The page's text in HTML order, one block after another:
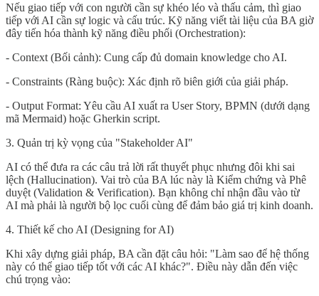
Nếu giao tiếp với con người cần sự khéo léo và thấu cảm, thì giao
tiếp với AI cần sự logic và cấu trúc. Kỹ năng viết tài liệu của BA giờ
đây tiến hóa thành kỹ năng điều phối (Orchestration):
- Context (Bối cảnh): Cung cấp đủ domain knowledge cho AI.
- Constraints (Ràng buộc): Xác định rõ biên giới của giải pháp.
- Output Format: Yêu cầu AI xuất ra User Story, BPMN (dưới dạng
mã Mermaid) hoặc Gherkin script.
3. Quản trị kỳ vọng của "Stakeholder AI"
AI có thể đưa ra các câu trả lời rất thuyết phục nhưng đôi khi sai
lệch (Hallucination). Vai trò của BA lúc này là Kiểm chứng và Phê
duyệt (Validation & Verification). Bạn không chỉ nhận đầu vào từ
AI mà phải là người bộ lọc cuối cùng để đảm bảo giá trị kinh doanh.
4. Thiết kế cho AI (Designing for AI)
Khi xây dựng giải pháp, BA cần đặt câu hỏi: "Làm sao để hệ thống
này có thể giao tiếp tốt với các AI khác?". Điều này dẫn đến việc
chú trọng vào: